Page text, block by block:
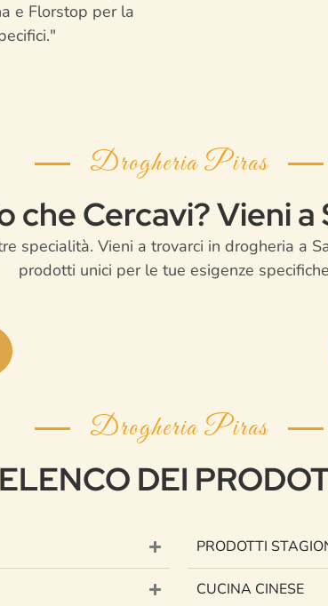
e Florstop per la
Drogheria Piras
che Cercavi? Vieni
specialità. Vieni a trovarci in drogheria a
prodotti unici per le tue esigenze
Drogheria Piras
ELENCO DEI
PRODOTTI
CUCINA CINESE